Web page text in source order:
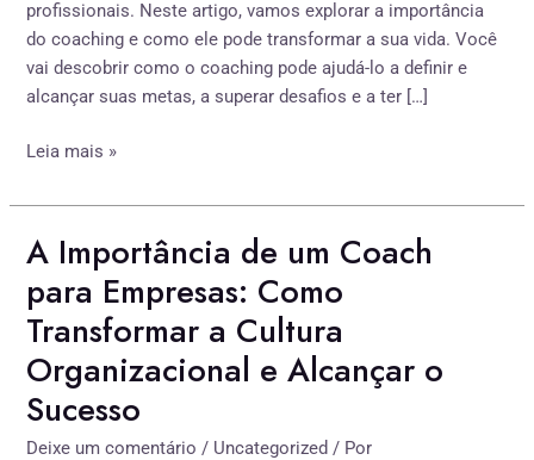
profissionais. Neste artigo, vamos explorar a importância
do coaching e como ele pode transformar a sua vida. Você
vai descobrir como o coaching pode ajudá-lo a definir e
alcançar suas metas, a superar desafios e a ter […]
Leia mais »
A Importância de um Coach
para Empresas: Como
Transformar a Cultura
Organizacional e Alcançar o
Sucesso
Deixe um comentário / Uncategorized / Por
A
Importância
de
um
Coach
para
Empresas:
Como